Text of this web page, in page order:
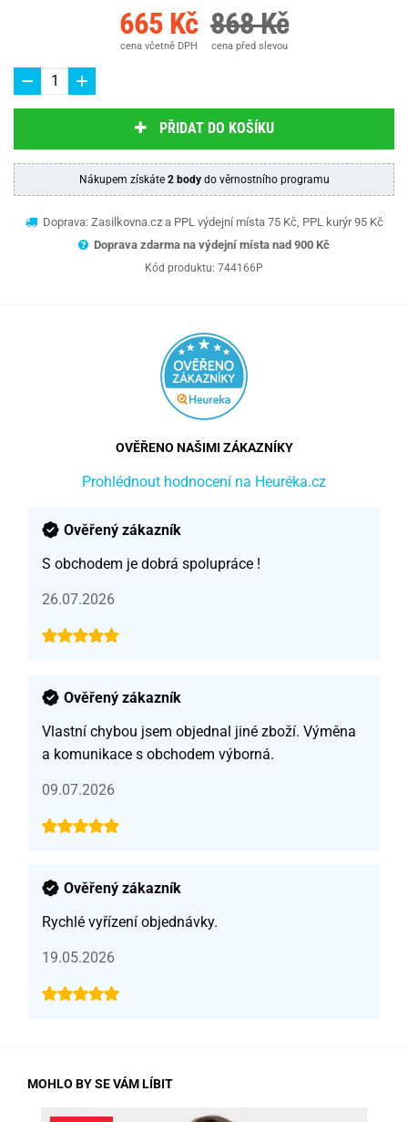
665 Kč
cena včetně DPH
868 Kč
cena před slevou
PŘIDAT DO KOŠÍKU
Nákupem získáte 2 bodydo věrnostního programu
Doprava: Zasilkovna.cz a PPL výdejní místa 75 Kč, PPL kurýr 95 Kč
Doprava zdarma na výdejní místa nad 900 Kč
Kód produktu: 744166P
OVĚŘENO NAŠIMI ZÁKAZNÍKY
Prohlédnout hodnocení na Heuréka.cz
Ověřený zákazník
S obchodem je dobrá spolupráce !
26.07.2026
Ověřený zákazník
Vlastní chybou jsem objednal jiné zboží. Výměna
a komunikace s obchodem výborná.
09.07.2026
Ověřený zákazník
Rychlé vyřízení objednávky.
19.05.2026
MOHLO BY SE VÁM LÍBIT